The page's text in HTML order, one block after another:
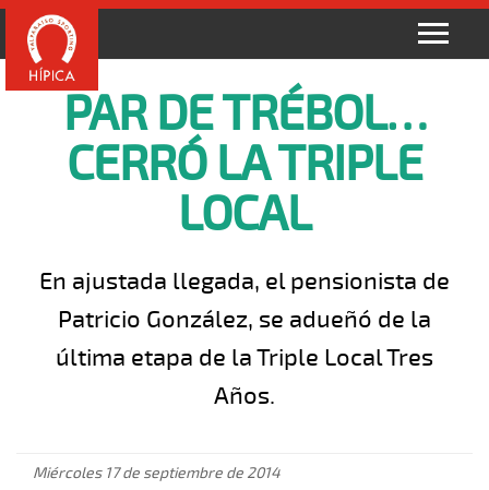
PAR DE TRÉBOL…
CERRÓ LA TRIPLE
LOCAL
En ajustada llegada, el pensionista de
Patricio González, se adueñó de la
última etapa de la Triple Local Tres
Años.
Miércoles 17 de septiembre de 2014